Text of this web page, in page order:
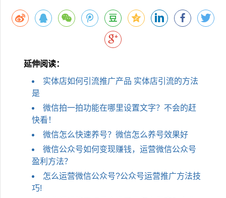
延伸阅读：
实体店如何引流推广产品 实体店引流的方法
是
微信拍一拍功能在哪里设置文字？不会的赶
快看！
微信怎么快速养号？微信怎么养号效果好
微信公众号如何变现赚钱，运营微信公众号
盈利方法？
怎么运营微信公众号?公众号运营推广方法技
巧!